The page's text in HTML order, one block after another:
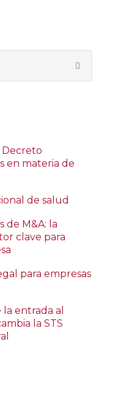
en materia de
de salud
de M&A: la
clave para
para empresas
entrada al
la STS